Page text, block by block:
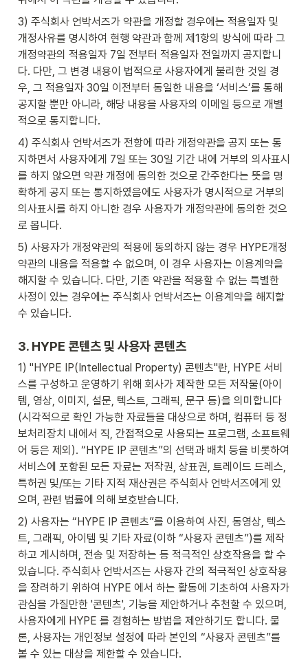
3) 주식회사 언박서즈가 약관을 개정할 경우에는 적용일자 및
개정사유를 명시하여 현행 약관과 함께 제1항의 방식에 따라 그
개정약관의 적용일자 7일 전부터 적용일자 전일까지 공지합니
다. 다만, 그 변경 내용이 법적으로 사용자에게 불리한 것일 경
우, 그 적용일자 30일 이전부터 동일한 내용을 ‘서비스’를 통해
공지할 뿐만 아니라, 해당 내용을 사용자의 이메일 등으로 개별
적으로 통지합니다.
4) 주식회사 언박서즈가 전항에 따라 개정약관을 공지 또는 통
지하면서 사용자에게 7일 또는 30일 기간 내에 거부의 의사표시
를 하지 않으면 약관 개정에 동의한 것으로 간주한다는 뜻을 명
확하게 공지 또는 통지하였음에도 사용자가 명시적으로 거부의
의사표시를 하지 아니한 경우 사용자가 개정약관에 동의한 것으
로 봅니다.
5) 사용자가 개정약관의 적용에 동의하지 않는 경우 HYPE개정
약관의 내용을 적용할 수 없으며, 이 경우 사용자는 이용계약을
해지할 수 있습니다. 다만, 기존 약관을 적용할 수 없는 특별한
사정이 있는 경우에는 주식회사 언박서즈는 이용계약을 해지할
수 있습니다.
3. HYPE 콘텐츠 및 사용자 콘텐츠
1) "HYPE IP(Intellectual Property) 콘텐츠"란, HYPE 서비
스를 구성하고 운영하기 위해 회사가 제작한 모든 저작물(아이
템, 영상, 이미지, 설문, 텍스트, 그래픽, 문구 등)을 의미합니다
(시각적으로 확인 가능한 자료들을 대상으로 하며, 컴퓨터 등 정
보처리장치 내에서 직, 간접적으로 사용되는 프로그램, 소프트웨
어 등은 제외). “HYPE IP 콘텐츠”의 선택과 배치 등을 비롯하여
서비스에 포함된 모든 자료는 저작권, 상표권, 트레이드 드레스,
특허권 및/또는 기타 지적 재산권은 주식회사 언박서즈에게 있
으며, 관련 법률에 의해 보호받습니다.
2) 사용자는 “HYPE IP 콘텐츠”를 이용하여 사진, 동영상, 텍스
트, 그래픽, 아이템 및 기타 자료(이하 “사용자 콘텐츠”)를 제작
하고 게시하며, 전송 및 저장하는 등 적극적인 상호작용을 할 수
있습니다. 주식회사 언박서즈는 사용자 간의 적극적인 상호작용
을 장려하기 위하여 HYPE 에서 하는 활동에 기초하여 사용자가
관심을 가질만한 '콘텐츠', 기능을 제안하거나 추천할 수 있으며,
사용자에게 HYPE 를 경험하는 방법을 제안하기도 합니다. 물
론, 사용자는 개인정보 설정에 따라 본인의 “사용자 콘텐츠”를
볼 수 있는 대상을 제한할 수 있습니다.